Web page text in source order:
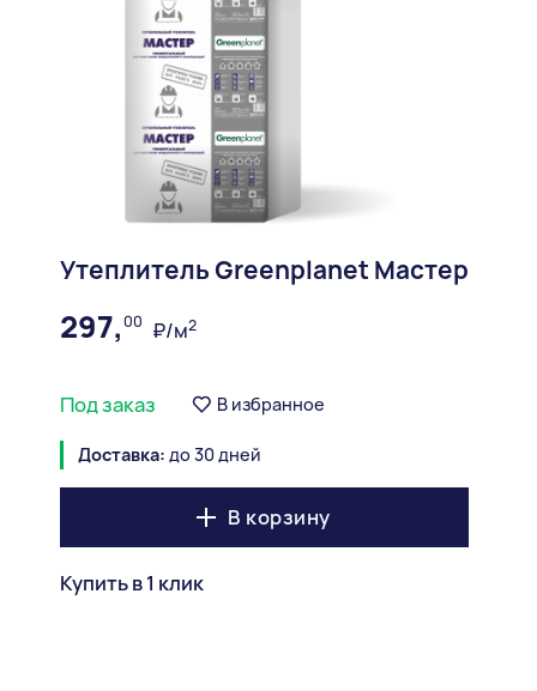
Утеплитель Greenplanet Мастер
297,00 ₽/м2
Под заказ В избранное
Доставка: до 30 дней
В корзину
Купить в 1 клик